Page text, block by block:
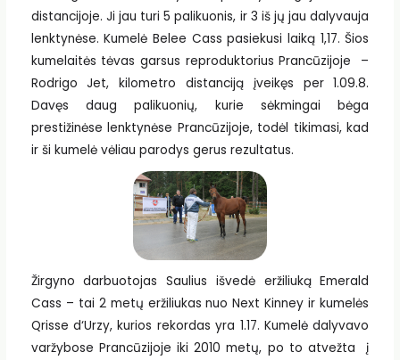
distancijoje. Ji jau turi 5 palikuonis, ir 3 iš jų jau dalyvauja
lenktynėse. Kumelė Belee Cass pasiekusi laiką 1,17. Šios
kumelaitės tėvas garsus reproduktorius Prancūzijoje –
Rodrigo Jet, kilometro distanciją įveikęs per 1.09.8.
Davęs daug palikuonių, kurie sėkmingai bėga
prestižinėse lenktynėse Prancūzijoje, todėl tikimasi, kad
ir ši kumelė vėliau parodys gerus rezultatus.
Žirgyno darbuotojas Saulius išvedė eržiliuką Emerald
Cass – tai 2 metų eržiliukas nuo Next Kinney ir kumelės
Qrisse d‘Urzy, kurios rekordas yra 1.17. Kumelė dalyvavo
varžybose Prancūzijoje iki 2010 metų, po to atvežta į